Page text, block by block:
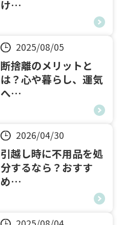
け…
2025/08/05
断捨離のメリットと
は？心や暮らし、運気
へ…
2026/04/30
引越し時に不用品を処
分するなら？おすす
め…